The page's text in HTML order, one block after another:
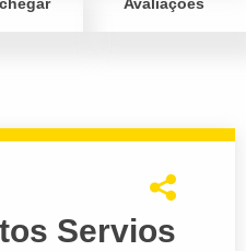
Servios